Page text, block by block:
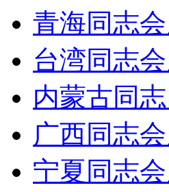
青海同志
台湾同志
内蒙古同
广西同志
宁夏同志